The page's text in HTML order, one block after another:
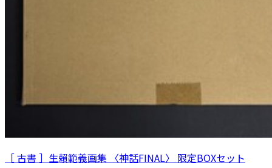
［ 古書 ］生賴範義画集 〈神話FINAL〉 限定BOXセット